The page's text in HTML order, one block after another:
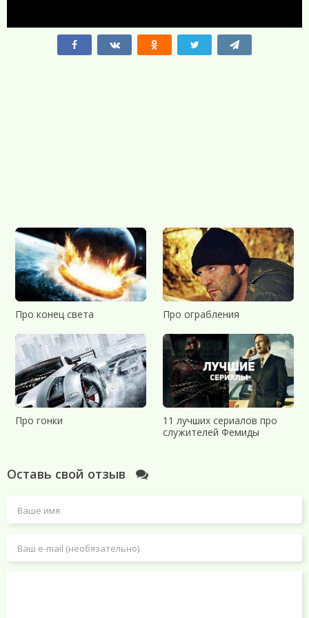
Про конец света Про ограбления
Про гонки
11 лучших сериалов про
служителей Фемиды
Оставь свой отзыв